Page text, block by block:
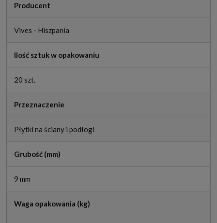
Producent
Vives - Hiszpania
Ilość sztuk w opakowaniu
20 szt.
Przeznaczenie
Płytki na ściany i podłogi
Grubość (mm)
9 mm
Waga opakowania (kg)